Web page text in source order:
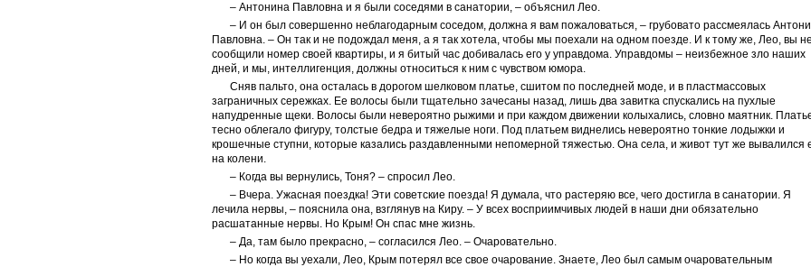
– Антонина Павловна и я были соседями в санатории, – объяснил Лео.
– И он был совершенно неблагодарным соседом, должна я вам пожаловаться, – грубовато рассмеялась
Павловна. – Он так и не подождал меня, а я так хотела, чтобы мы поехали на одном поезде. И к тому же, Лео, вы не
сообщили номер своей квартиры, и я битый час добивалась его у управдома. Управдомы – неизбежное зло наших
дней, и мы, интеллигенция, должны относиться к ним с чувством юмора.
Сняв пальто, она осталась в дорогом шелковом платье, сшитом по последней моде, и в пластмассовых
заграничных сережках. Ее волосы были тщательно зачесаны назад, лишь два завитка спускались на пухлые
напудренные щеки. Волосы были невероятно рыжими и при каждом движении колыхались, словно маятник.
тесно облегало фигуру, толстые бедра и тяжелые ноги. Под платьем виднелись невероятно тонкие лодыжки и
крошечные ступни, которые казались раздавленными непомерной тяжестью. Она села, и живот тут же вывалился
на колени.
– Когда вы вернулись, Тоня? – спросил Лео.
– Вчера. Ужасная поездка! Эти советские поезда! Я думала, что растеряю все, чего достигла в санатории. Я
лечила нервы, – пояснила она, взглянув на Киру. – У всех восприимчивых людей в наши дни обязательно
расшатанные нервы. Но Крым! Он спас мне жизнь.
– Да, там было прекрасно, – согласился Лео. – Очаровательно.
– Но когда вы уехали, Лео, Крым потерял все свое очарование. Знаете, Лео был самым очаровательным